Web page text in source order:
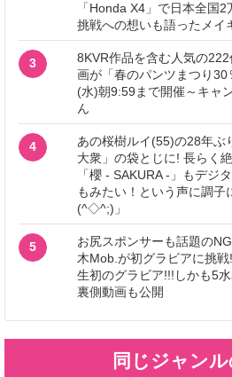
「Honda X4」で日本全国
挑戦への想いも語ったメイ
3
8KVR作品を含む人気の
画が「春のパンツまつり
(水)朝9:59まで開催～キャ
ん
4
あの桜樹ルイ(55)の28年ぶ
大衆」の袋とじに! 長らく
「櫻 - SAKURA -」もデジ
もみたい！という声に調子
(^◇^;)」
5
お尻スポンサーも話題の
木Mob.が初グラビアに挑
生初のグラビア!!!しかも5
裏側動画も公開
同じジャン